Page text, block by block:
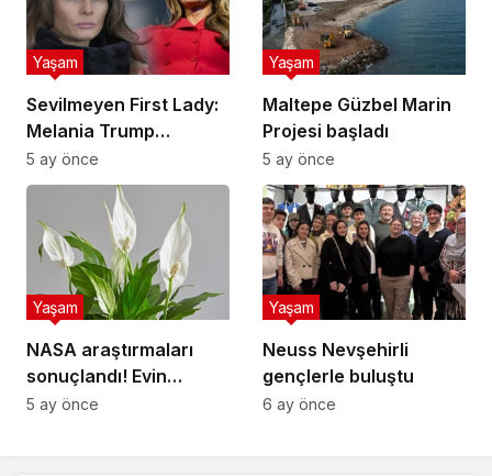
Sevilmeyen First Lady:
Melania Trump
popülerlik
sıralamasında sondan
Yaşam
5 ay önce
Maltepe Güzbel Marin
Projesi başladı
Yaşam
5 ay önce
NASA araştırmaları
sonuçlandı! Evin
havasını yüzde doksan
Yaşam
5 ay önce
Neuss Nevşehirli
gençlerle buluştu
Yaşam
6 ay önce